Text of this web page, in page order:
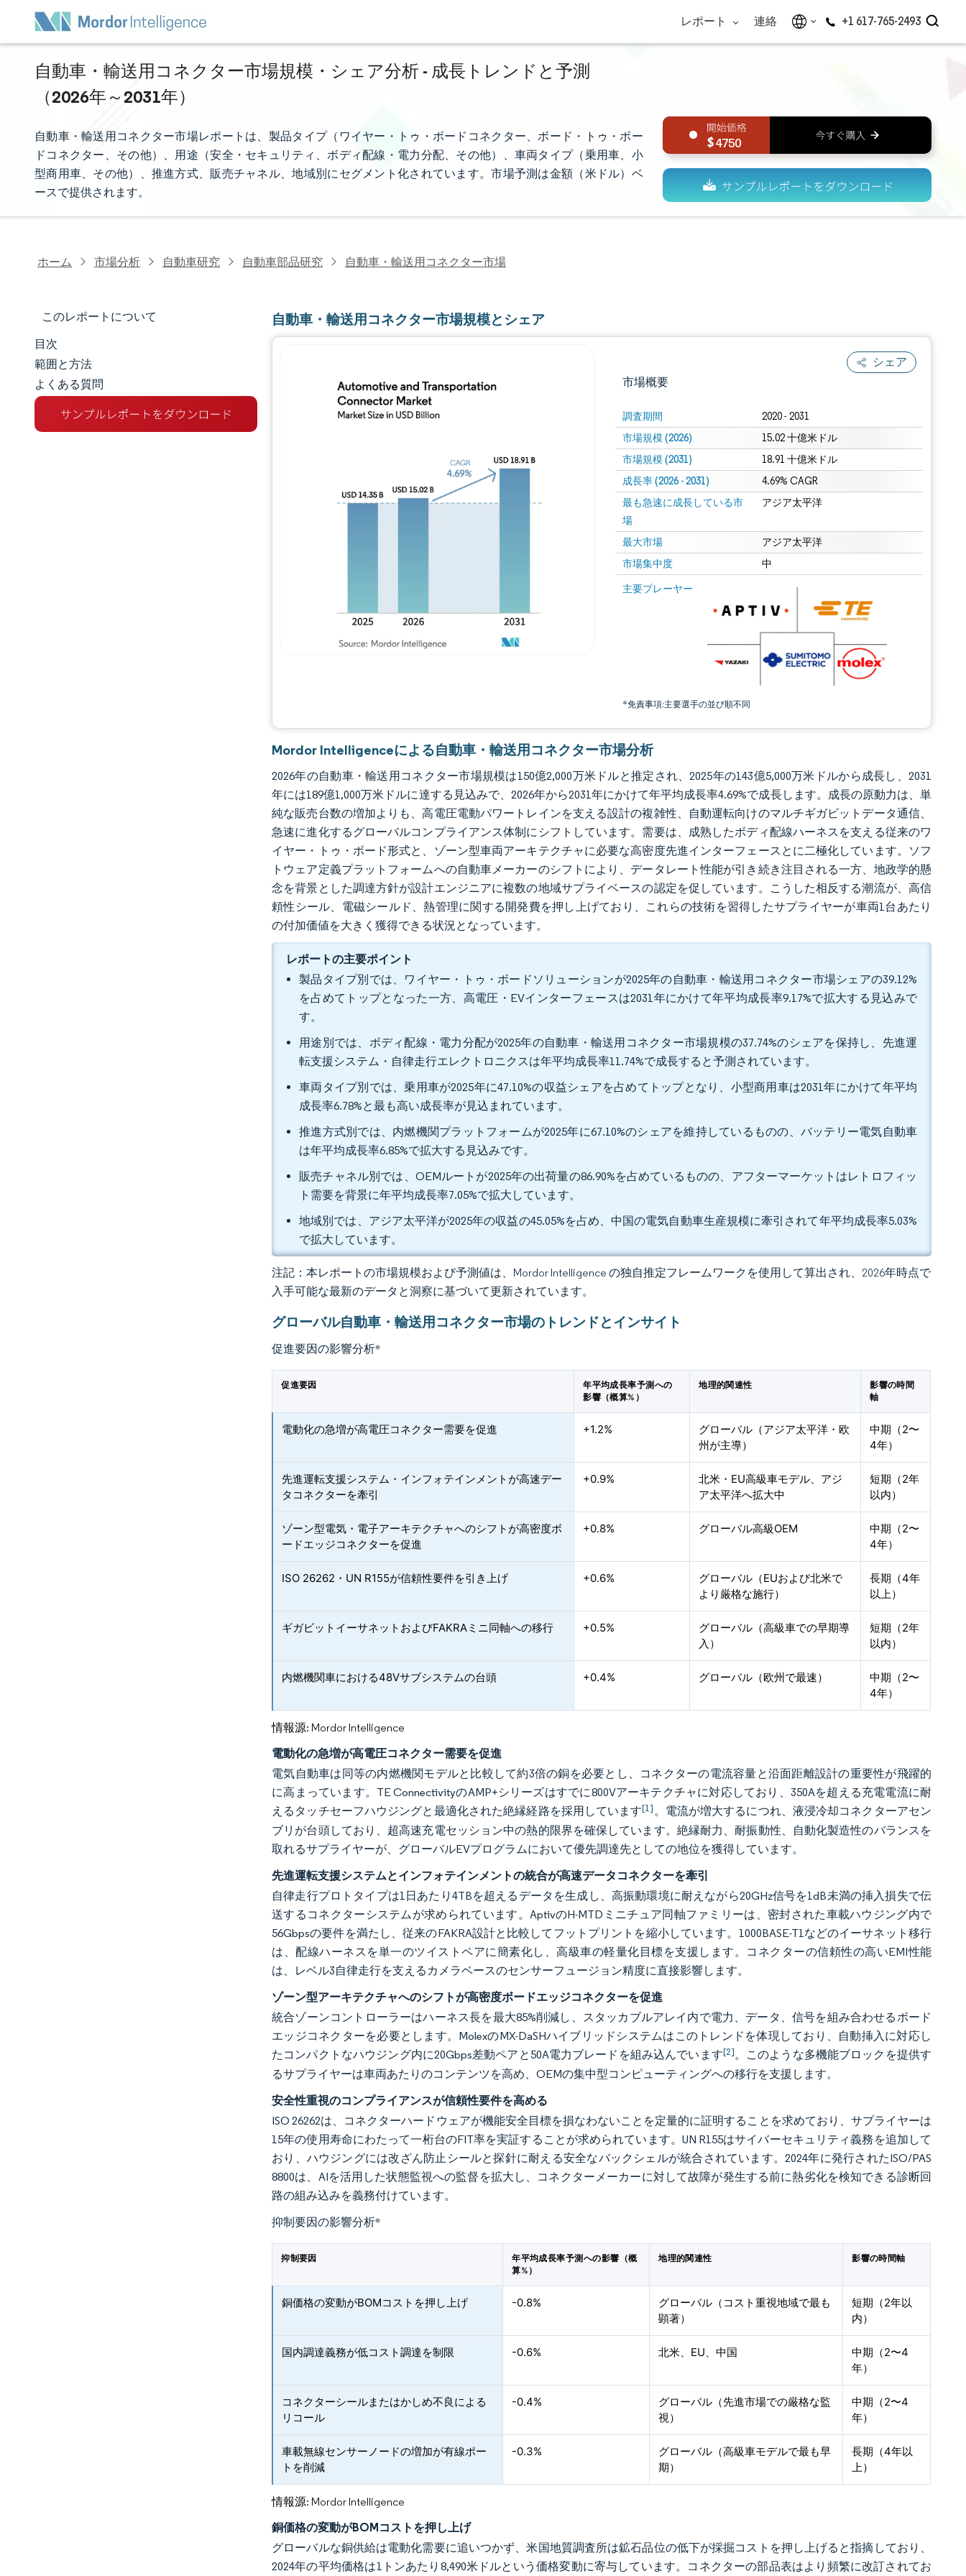
レポート 連絡 +1 617-765-2493
自動車・輸送用コネクター市場規模・シェア分析 - 成長トレンドと予測
（2026年～2031年）
自動車・輸送用コネクター市場レポートは、製品タイプ（ワイヤー・トゥ・ボードコネクター、ボード・トゥ・ボー
ドコネクター、その他）、用途（安全・セキュリティ、ボディ配線・電力分配、その他）、車両タイプ（乗用車、小
型商用車、その他）、推進方式、販売チャネル、地域別にセグメント化されています。市場予測は金額（米ドル）ベ
ースで提供されます。
4750
ホーム 市場分析 自動車研究 自動車部品研究 自動車・輸送用コネクター市場
このレポートについて
市場規模とシェア
市場分析
トレンドとインサイト
目次
範囲と方法
よくある質問
自動車・輸送用コネクター市場規模とシェア
シェア
市場概要
調査期間 2020 - 2031
市場規模 (2026) 15.02 十億米ドル
市場規模 (2031) 18.91 十億米ドル
成長率 (2026 - 2031) 4.69% CAGR
最も急速に成長している市
場
アジア太平洋
最大市場 アジア太平洋
市場集中度 中
主要プレーヤー
*免責事項:主要選手の並び順不同
画像 © Mordor Intelligence。再利用にはCC BY 4.0の表示が必要です。
画像 © Mordor Intelligence。再利用にはCC BY 4.0の表示が必要です。
Mordor Intelligenceによる自動車・輸送用コネクター市場分析
2026年の自動車・輸送用コネクター市場規模は150億2,000万米ドルと推定され、2025年の143億5,000万米ドルから成長し、2031
年には189億1,000万米ドルに達する見込みで、2026年から2031年にかけて年平均成長率4.69%で成長します。成長の原動力は、単
純な販売台数の増加よりも、高電圧電動パワートレインを支える設計の複雑性、自動運転向けのマルチギガビットデータ通信、
急速に進化するグローバルコンプライアンス体制にシフトしています。需要は、成熟したボディ配線ハーネスを支える従来のワ
イヤー・トゥ・ボード形式と、ゾーン型車両アーキテクチャに必要な高密度先進インターフェースとに二極化しています。ソフ
トウェア定義プラットフォームへの自動車メーカーのシフトにより、データレート性能が引き続き注目される一方、地政学的懸
念を背景とした調達方針が設計エンジニアに複数の地域サプライベースの認定を促しています。こうした相反する潮流が、高信
頼性シール、電磁シールド、熱管理に関する開発費を押し上げており、これらの技術を習得したサプライヤーが車両1台あたり
の付加価値を大きく獲得できる状況となっています。
レポートの主要ポイント
製品タイプ別では、ワイヤー・トゥ・ボードソリューションが2025年の自動車・輸送用コネクター市場シェアの39.12%
を占めてトップとなった一方、高電圧・EVインターフェースは2031年にかけて年平均成長率9.17%で拡大する見込みで
す。
用途別では、ボディ配線・電力分配が2025年の自動車・輸送用コネクター市場規模の37.74%のシェアを保持し、先進運
転支援システム・自律走行エレクトロニクスは年平均成長率11.74%で成長すると予測されています。
車両タイプ別では、乗用車が2025年に47.10%の収益シェアを占めてトップとなり、小型商用車は2031年にかけて年平均
成長率6.78%と最も高い成長率が見込まれています。
推進方式別では、内燃機関プラットフォームが2025年に67.10%のシェアを維持しているものの、バッテリー電気自動車
は年平均成長率6.85%で拡大する見込みです。
販売チャネル別では、OEMルートが2025年の出荷量の86.90%を占めているものの、アフターマーケットはレトロフィッ
ト需要を背景に年平均成長率7.05%で拡大しています。
地域別では、アジア太平洋が2025年の収益の45.05%を占め、中国の電気自動車生産規模に牽引されて年平均成長率5.03%
で拡大しています。
注記：本レポートの市場規模および予測値は、Mordor Intelligence の独自推定フレームワークを使用して算出され、2026年時点で
入手可能な最新のデータと洞察に基づいて更新されています。
グローバル自動車・輸送用コネクター市場のトレンドとインサイト
促進要因の影響分析*
促進要因
年平均成長率予測への
影響（概算%）
地理的関連性
影響の時間
軸
電動化の急増が高電圧コネクター需要を促進 +1.2%
グローバル（アジア太平洋・欧
州が主導）
中期（2〜
4年）
先進運転支援システム・インフォテインメントが高速デー
タコネクターを牽引
+0.9%
北米・EU高級車モデル、アジ
ア太平洋へ拡大中
短期（2年
以内）
ゾーン型電気・電子アーキテクチャへのシフトが高密度ボ
ードエッジコネクターを促進
+0.8% グローバル高級OEM
中期（2〜
4年）
ISO 26262・UN R155が信頼性要件を引き上げ +0.6%
グローバル（EUおよび北米で
より厳格な施行）
長期（4年
以上）
ギガビットイーサネットおよびFAKRAミニ同軸への移行 +0.5%
グローバル（高級車での早期導
入）
短期（2年
以内）
内燃機関車における48Vサブシステムの台頭 +0.4% グローバル（欧州で最速）
中期（2〜
4年）
情報源: Mordor Intelligence
電動化の急増が高電圧コネクター需要を促進
電気自動車は同等の内燃機関モデルと比較して約3倍の銅を必要とし、コネクターの電流容量と沿面距離設計の重要性が飛躍的
に高まっています。TE ConnectivityのAMP+シリーズはすでに800Vアーキテクチャに対応しており、350Aを超える充電電流に耐
えるタッチセーフハウジングと最適化された絶縁経路を採用しています[1]。電流が増大するにつれ、液浸冷却コネクターアセン
ブリが台頭しており、超高速充電セッション中の熱的限界を確保しています。絶縁耐力、耐振動性、自動化製造性のバランスを
取れるサプライヤーが、グローバルEVプログラムにおいて優先調達先としての地位を獲得しています。
先進運転支援システムとインフォテインメントの統合が高速データコネクターを牽引
自律走行プロトタイプは1日あたり4TBを超えるデータを生成し、高振動環境に耐えながら20GHz信号を1dB未満の挿入損失で伝
送するコネクターシステムが求められています。AptivのH-MTDミニチュア同軸ファミリーは、密封された車載ハウジング内で
56Gbpsの要件を満たし、従来のFAKRA設計と比較してフットプリントを縮小しています。1000BASE-T1などのイーサネット移行
は、配線ハーネスを単一のツイストペアに簡素化し、高級車の軽量化目標を支援します。コネクターの信頼性の高いEMI性能
は、レベル3自律走行を支えるカメラベースのセンサーフュージョン精度に直接影響します。
ゾーン型アーキテクチャへのシフトが高密度ボードエッジコネクターを促進
統合ゾーンコントローラーはハーネス長を最大85%削減し、スタッカブルアレイ内で電力、データ、信号を組み合わせるボード
エッジコネクターを必要とします。MolexのMX-DaSHハイブリッドシステムはこのトレンドを体現しており、自動挿入に対応し
たコンパクトなハウジング内に20Gbps差動ペアと50A電力ブレードを組み込んでいます[2]。このような多機能ブロックを提供す
るサプライヤーは車両あたりのコンテンツを高め、OEMの集中型コンピューティングへの移行を支援します。
安全性重視のコンプライアンスが信頼性要件を高める
ISO 26262は、コネクターハードウェアが機能安全目標を損なわないことを定量的に証明することを求めており、サプライヤーは
15年の使用寿命にわたって一桁台のFIT率を実証することが求められています。UN R155はサイバーセキュリティ義務を追加して
おり、ハウジングには改ざん防止シールと探針に耐える安全なバックシェルが統合されています。2024年に発行されたISO/PAS
8800は、AIを活用した状態監視への監督を拡大し、コネクターメーカーに対して故障が発生する前に熱劣化を検知できる診断回
路の組み込みを義務付けています。
抑制要因の影響分析*
抑制要因
年平均成長率予測への影響（概
算%）
地理的関連性 影響の時間軸
銅価格の変動がBOMコストを押し上げ -0.8%
グローバル（コスト重視地域で最も
顕著）
短期（2年以
内）
国内調達義務が低コスト調達を制限 -0.6% 北米、EU、中国
中期（2〜4
年）
コネクターシールまたはかしめ不良による
リコール
-0.4%
グローバル（先進市場での厳格な監
視）
中期（2〜4
年）
車載無線センサーノードの増加が有線ポー
トを削減
-0.3%
グローバル（高級車モデルで最も早
期）
長期（4年以
上）
情報源: Mordor Intelligence
銅価格の変動がBOMコストを押し上げ
グローバルな銅供給は電動化需要に追いつかず、米国地質調査所は鉱石品位の低下が採掘コストを押し上げると指摘しており、
2024年の平均価格は1トンあたり8,490米ドルという価格変動に寄与しています。コネクターの部品表はより頻繁に改訂されてお